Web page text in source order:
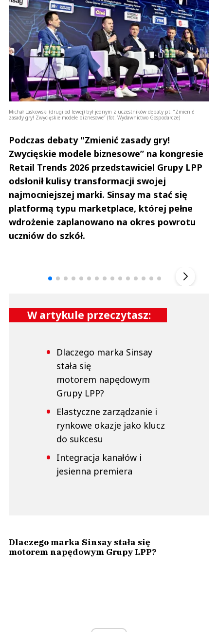
Michał Laskowski (drugi od lewej) był jednym z uczestników debaty pt. ”Zmienić
zasady gry! Zwycięskie modele biznesowe” (fot. Wydawnictwo Gospodarcze)
Podczas debaty "Zmienić zasady gry!
Zwycięskie modele biznesowe” na kongresie
Retail Trends 2026 przedstawiciel Grupy LPP
odsłonił kulisy transformacji swojej
najmocniejszej marki. Sinsay ma stać się
platformą typu marketplace, której pełne
wdrożenie zaplanowano na okres powrotu
uczniów do szkół.
W artykule przeczytasz:
Dlaczego marka Sinsay
stała się
motorem napędowym
Grupy LPP?
Elastyczne zarządzanie i
rynkowe okazje jako klucz
do sukcesu
Integracja kanałów i
jesienna premiera
Dlaczego marka Sinsay stała się
motorem napędowym Grupy LPP?